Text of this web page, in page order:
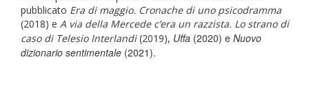
pubblicato Era di maggio. Cronache di uno psicodramma
(2018) e A via della Mercede c’era un razzista. Lo strano di
caso di Telesio Interlandi(2019), Uffa (2020) e Nuovo
dizionario sentimentale (2021).